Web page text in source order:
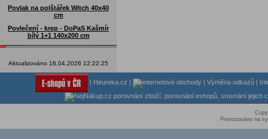
Povlak na polštářek Witch 40x40
cm
Povlečení - krep - DoPaS Kašmír
bílý 1+1 140x200 cm
Aktualizováno 16.04.2026 12:22:25
Heureka.cz Výměna odkazů
Provozováno na